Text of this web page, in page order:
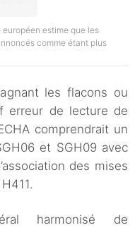
estime que les
comme étant plus
les flacons ou
erreur de lecture de
comprendrait un
et SGH09 avec
des mises
harmonisé de